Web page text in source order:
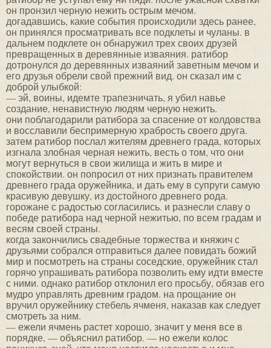
он пронзил черную нежить острым мечом.
догадавшись, какие события происходили здесь ранее,
он принялся просматривать все подклеты и чуланы. в
дальнем подклете он обнаружил трех своих друзей
превращенных в деревянные изваяния. ратибор
дотронулся до деревянных изваяний заветным мечом и
его друзья обрели свой прежний вид. он сказал им с
доброй улыбкой:
— эй, воины, идемте трапезничать, я убил навье
создание, ненавистную людям черную нежить.
они поблагодарили ратибора за спасение от колдовства
и восславили беспримерную храбрость своего друга.
затем ратибор послал жителям древнего града, которых
изгнала злобная черная нежить, весть о том, что они
могут вернуться в свои жилища и жить в мире и
спокойствии. он попросил от них признать правителем
древнего града оружейника, и дать ему в супруги самую
красивую девушку, из достойного древнего рода.
горожане с радостью согласились. и разнесли славу о
победе ратибора над черной нежитью, по всем градам и
весям своей страны.
когда закончились свадебные торжества и княжич с
друзьями собрался отправиться далее повидать божий
мир и посмотреть на страны соседские, оружейник стал
горячо упрашивать ратибора позволить ему идти вместе
с ними. однако ратибор отклонил его просьбу, обязав его
мудро управлять древним градом. на прощание он
вручил оружейнику стебель ячменя, наказав как следует
смотреть за ним.
— ежели ячмень растет хорошо, значит у меня все в
порядке, — объяснил ратибор. — но ежели колос